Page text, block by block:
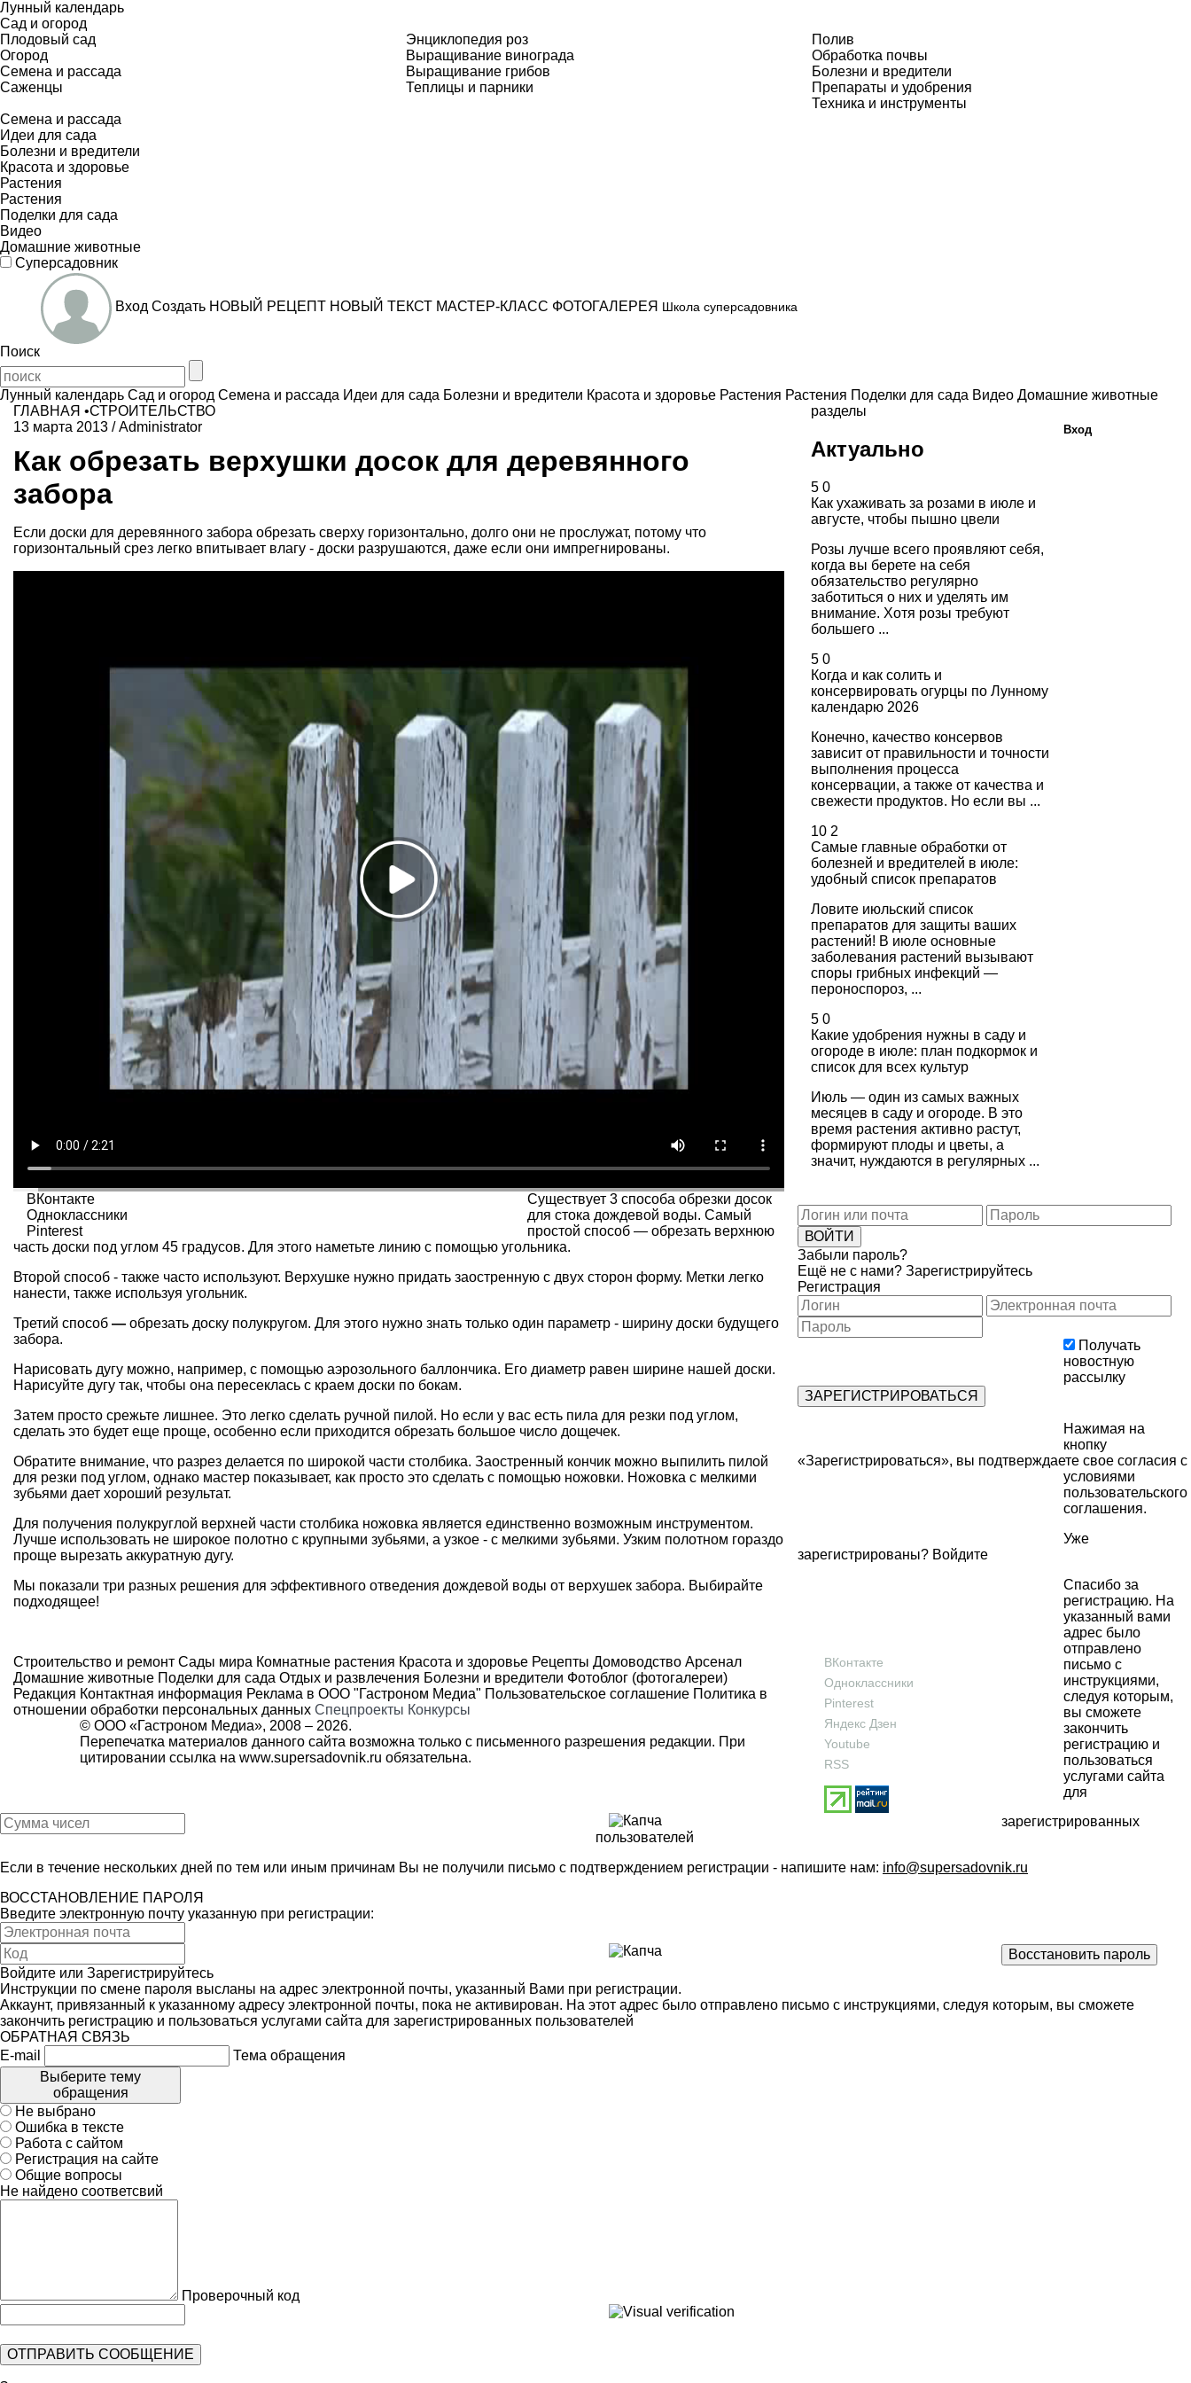
Лунный календарь
Сад и огород
Плодовый сад
Огород
Семена и рассада
Саженцы
Энциклопедия роз
Выращивание винограда
Выращивание грибов
Теплицы и парники
Полив
Обработка почвы
Болезни и вредители
Препараты и удобрения
Техника и инструменты
Семена и рассада
Идеи для сада
Болезни и вредители
Красота и здоровье
Растения
Растения
Поделки для сада
Видео
Домашние животные
Суперсадовник
Вход Создать НОВЫЙ РЕЦЕПТ НОВЫЙ ТЕКСТ МАСТЕР-КЛАСС ФОТОГАЛЕРЕЯ Школа суперсадовника
Поиск
Лунный календарь Сад и огород Семена и рассада Идеи для сада Болезни и вредители Красота и здоровье Растения Растения Поделки для сада Видео Домашние животные
ГЛАВНАЯ •СТРОИТЕЛЬСТВО
13 марта 2013 /Administrator
Как обрезать верхушки досок для деревянного
забора
Если доски для деревянного забора обрезать сверху горизонтально, долго они не прослужат, потому что
горизонтальный срез легко впитывает влагу - доски разрушаются, даже если они импрегнированы.
ВКонтакте
Одноклассники
Pinterest
Существует 3 способа обрезки досок
для стока дождевой воды. Самый
простой способ — обрезать верхнюю
часть доски под углом 45 градусов. Для этого наметьте линию с помощью угольника.
Второй способ - также часто используют. Верхушке нужно придать заостренную с двух сторон форму. Метки легко
нанести, также используя угольник.
Третий способ — обрезать доску полукругом. Для этого нужно знать только один параметр - ширину доски будущего
забора.
Нарисовать дугу можно, например, с помощью аэрозольного баллончика. Его диаметр равен ширине нашей доски.
Нарисуйте дугу так, чтобы она пересеклась с краем доски по бокам.
Затем просто срежьте лишнее. Это легко сделать ручной пилой. Но если у вас есть пила для резки под углом,
сделать это будет еще проще, особенно если приходится обрезать большое число дощечек.
Обратите внимание, что разрез делается по широкой части столбика. Заостренный кончик можно выпилить пилой
для резки под углом, однако мастер показывает, как просто это сделать с помощью ножовки. Ножовка с мелкими
зубьями дает хороший результат.
Для получения полукруглой верхней части столбика ножовка является единственно возможным инструментом.
Лучше использовать не широкое полотно с крупными зубьями, а узкое - с мелкими зубьями. Узким полотном гораздо
проще вырезать аккуратную дугу.
Мы показали три разных решения для эффективного отведения дождевой воды от верхушек забора. Выбирайте
подходящее!
разделы
Актуально
5 0
Как ухаживать за розами в июле и
августе, чтобы пышно цвели
Розы лучше всего проявляют себя,
когда вы берете на себя
обязательство регулярно
заботиться о них и уделять им
внимание. Хотя розы требуют
большего ...
5 0
Когда и как солить и
консервировать огурцы по Лунному
календарю 2026
Конечно, качество консервов
зависит от правильности и точности
выполнения процесса
консервации, а также от качества и
свежести продуктов. Но если вы ...
10 2
Самые главные обработки от
болезней и вредителей в июле:
удобный список препаратов
Ловите июльский список
препаратов для защиты ваших
растений! В июле основные
заболевания растений вызывают
споры грибных инфекций —
пероноспороз, ...
5 0
Какие удобрения нужны в саду и
огороде в июле: план подкормок и
список для всех культур
Июль — один из самых важных
месяцев в саду и огороде. В это
время растения активно растут,
формируют плоды и цветы, а
значит, нуждаются в регулярных ...
Строительство и ремонт Сады мира Комнатные растения Красота и здоровье Рецепты Домоводство Арсенал
Домашние животные Поделки для сада Отдых и развлечения Болезни и вредители Фотоблог (фотогалереи)
Редакция Контактная информация Реклама в ООО "Гастроном Медиа" Пользовательское соглашение Политика в
отношении обработки персональных данных Спецпроекты Конкурсы
© ООО «Гастроном Медиа», 2008 – 2026.
Перепечатка материалов данного сайта возможна только с письменного разрешения редакции. При
цитировании ссылка на www.supersadovnik.ru обязательна.
ВКонтакте
Одноклассники
Pinterest
Яндекс Дзен
Youtube
RSS
Вход
Забыли пароль?
Ещё не с нами? Зарегистрируйтесь
Регистрация
Получать
новостную
рассылку
Нажимая на
кнопку
«Зарегистрироваться», вы подтверждаете свое согласия с
условиями
пользовательского
соглашения.
Уже
зарегистрированы? Войдите
Спасибо за
регистрацию. На
указанный вами
адрес было
отправлено
письмо с
инструкциями,
следуя которым,
вы сможете
закончить
регистрацию и
пользоваться
услугами сайта
для
зарегистрированных
пользователей
Если в течение нескольких дней по тем или иным причинам Вы не получили письмо с подтверждением регистрации - напишите нам: info@supersadovnik.ru
ВОССТАНОВЛЕНИЕ ПАРОЛЯ
Введите электронную почту указанную при регистрации:
Войдите или Зарегистрируйтесь
Инструкции по смене пароля высланы на адрес электронной почты, указанный Вами при регистрации.
Аккаунт, привязанный к указанному адресу электронной почты, пока не активирован. На этот адрес было отправлено письмо с инструкциями, следуя которым, вы сможете
закончить регистрацию и пользоваться услугами сайта для зарегистрированных пользователей
ОБРАТНАЯ СВЯЗЬ
E-mail
Тема обращения
Выберите тему
обращения
Не выбрано
Ошибка в тексте
Работа с сайтом
Регистрация на сайте
Общие вопросы
Не найдено соответсвий
Проверочный код